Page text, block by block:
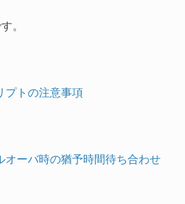
。
プトの注意事項
オーバ時の猶予時間待ち合わせ